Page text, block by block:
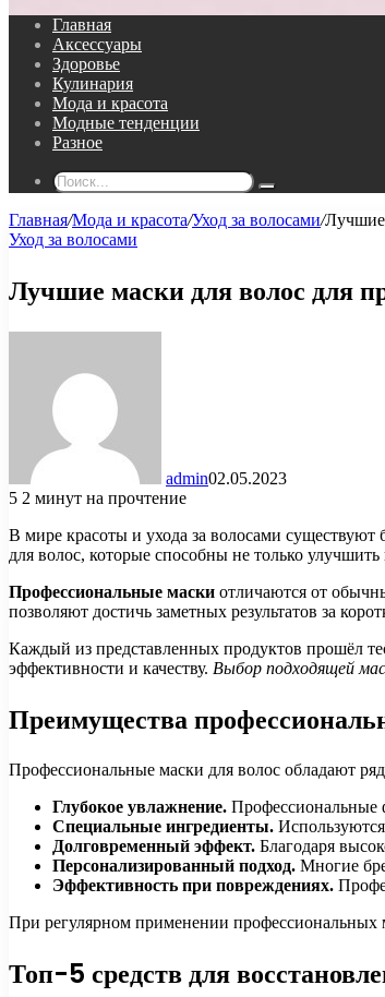
Главная
Аксессуары
Здоровье
Кулинария
Мода и красота
Модные тенденции
Разное
Поиск...
Главная/Мода и красота/Уход за волосами/Лучшие
Уход за волосами
Лучшие маски для волос для
admin02.05.2023
5 2 минут на прочтение
В мире красоты и ухода за волосами существуют
для волос, которые способны не только
Профессиональные маски отличаются от
позволяют достичь заметных результатов за
Каждый из представленных продуктов прошёл
эффективности и качеству. Выбор подходящей
Преимущества
Профессиональные маски для волос обладают
Глубокое увлажнение. Профессиональные
Специальные ингредиенты.
Долговременный эффект. Благодаря
Персонализированный подход. Многие
Эффективность при повреждениях.
При регулярном применении профессиональных
Топ-5 средств для